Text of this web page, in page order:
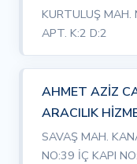
KURTULUŞ MAH.
APT. K:2 D:2
AHMET AZİZ
ARACILIK
SAVAŞ MAH.
NO:39 İÇ KAPI